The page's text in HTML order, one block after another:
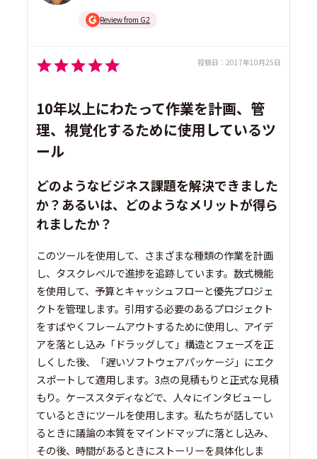
Review from G2
投稿日： 2017年10月25日
10年以上にわたって作業を計画、管
理、視覚化するために使用しているツ
ール
どのようなビジネス課題を解決できました
か？あるいは、どのようなメリットが得ら
れましたか？
このツールを使用して、さまざまな種類の作業を計画
し、タスクレベルで進捗を追跡しています。数式機能
を使用して、予算とキャッシュフローと優先プロジェ
クトを管理します。引用する必要のあるプロジェクト
をすばやくフレームアウトするために使用し、アイデ
アを落とし込み「ドラッグして」構造とフェーズを正
しくした後、「遅いソフトウェアパッケージ」にエク
スポートして適用します。3点の見積もりと正式な見積
もり。ケーススタディなどで、人々にインタビューし
ているときにツールを使用します。私たちが話してい
るときに議論の本質をマインドマップに落とし込み、
その後、時間があるときにストーリーを具体化しま